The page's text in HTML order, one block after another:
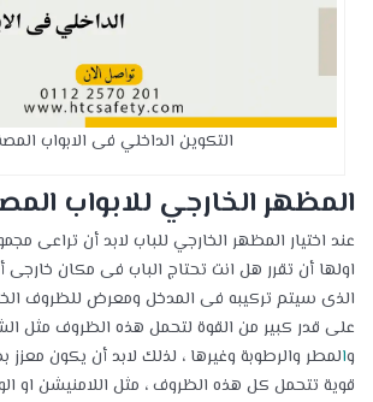
التكوين الداخلي فى الابواب
المظهر الخارجي للابواب
عند اختيار المظهر الخارجي للباب لابد أن تراعى
اولها أن تقرر هل انت تحتاج الباب فى مكان خارجى
الذى سيتم تركيبه فى المدخل ومعرض للظروف
على قدر كبير من القوة لتحمل هذه الظروف مثل
والمطر والرطوبة وغيرها ، لذلك لابد أن يكون
قوية تتحمل كل هذه الظروف ، مثل اللامنيشن او